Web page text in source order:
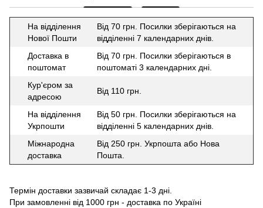
На відділення
Нової Пошти
Від 70 грн. Посилки зберігаються на
відділенні 7 календарних днів.
Доставка в
поштомат
Від 70 грн. Посилки зберігаються в
поштоматі 3 календарних дні.
Кур'єром за
адресою
Від 110 грн.
На відділення
Укрпошти
Від 50 грн. Посилки зберігаються на
відділенні 5 календарних днів.
Міжнародна
доставка
Від 250 грн. Укрпошта або Нова
Пошта.
Термін доставки зазвичай складає 1-3 дні.
При замовленні від 1000 грн - доставка по Україні